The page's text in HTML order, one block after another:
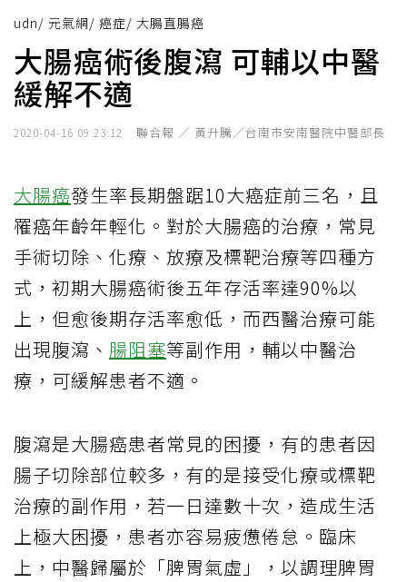
udn/ 元氣網/ 癌症/ 大腸直腸癌
大腸癌術後腹瀉 可輔以中醫
緩解不適
2020-04-16 09:23:12 聯合報 ／ 黃升騰／台南市安南醫院中醫部長
大腸癌發生率長期盤踞10大癌症前三名，且
罹癌年齡年輕化。對於大腸癌的治療，常見
手術切除、化療、放療及標靶治療等四種方
式，初期大腸癌術後五年存活率達90%以
上，但愈後期存活率愈低，而西醫治療可能
出現腹瀉、 腸阻塞等副作用，輔以中醫治
療，可緩解患者不適。
腹瀉是大腸癌患者常見的困擾，有的患者因
腸子切除部位較多，有的是接受化療或標靶
治療的副作用，若一日達數十次，造成生活
上極大困擾，患者亦容易疲憊倦怠。臨床
上，中醫歸屬於「脾胃氣虛」，以調理脾胃